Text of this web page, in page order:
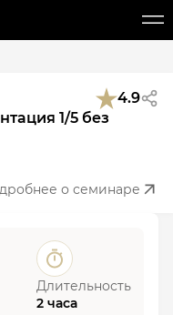
4.9
1/5 без
о семинаре
Длительность
2 часа